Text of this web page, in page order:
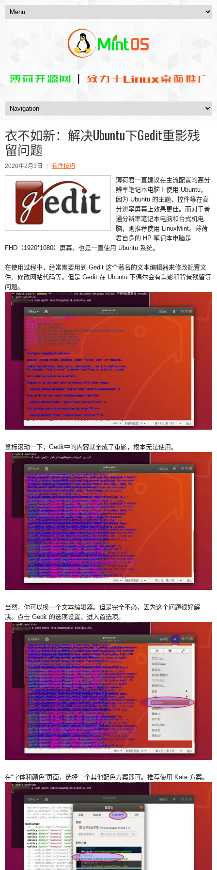
衣不如新：解决Ubuntu下Gedit重影残
留问题
2020年2月3日 软件技巧
薄荷君一直建议在主流配置的高分
辨率笔记本电脑上使用 Ubuntu，
因为 Ubuntu 的主题、控件等在高
分辨率屏幕上效果更佳。而对于普
通分辨率笔记本电脑和台式机电
脑，则推荐使用 LinuxMint。薄荷
君自身的 HP 笔记本电脑是
FHD（1920*1080）屏幕，也是一直使用 Ubuntu 系统。
在使用过程中，经常需要用到 Gedit 这个著名的文本编辑器来修改配置文
件、修改网站代码等。但是 Gedit 在 Ubuntu 下偶尔会有重影和背景残留等
问题。
鼠标滚动一下，Gedit中的内容就全成了重影，根本无法使用。
当然，你可以换一个文本编辑器。但是完全不必，因为这个问题很好解
决。点击 Gedit 的选项设置，进入首选项。
在“字体和颜色”页面，选择一个其他配色方案即可。推荐使用 Kate 方案。